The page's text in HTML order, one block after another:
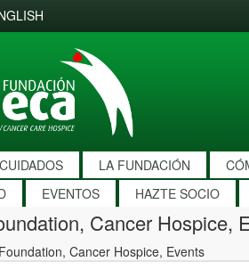
LA FUNDACIÓN
EVENTOS HAZTE SOCIO
Cancer Hospice,
Cancer Hospice, Events